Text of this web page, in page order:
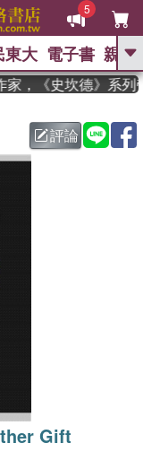
5
GO
父親節 、 如果歷
暑期推薦 、 國際布克
方念華
東大 電子書 親子
，《史坎德》系列
評論
Gift